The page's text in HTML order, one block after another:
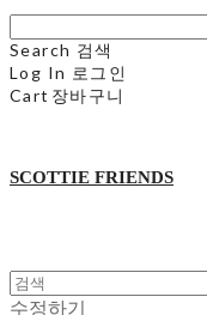
Search 검색
Log In 로그인
Cart 장바구니
SCOTTIE FRIENDS
수정하기